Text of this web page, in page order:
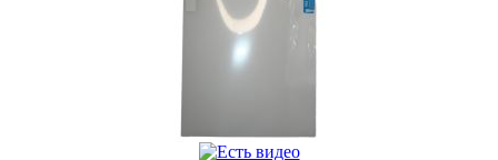
105 руб.
дилер 95 руб.
Наличие: